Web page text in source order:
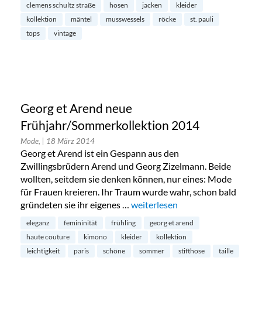
clemens schultz straße hosen jacken
kleider
kollektion
mäntel musswessels röcke
st. pauli
tops
vintage
Georg et Arend neue
Frühjahr/Sommerkollektion 2014
Mode, | 18 März 2014
Georg et Arend ist ein Gespann aus den
Zwillingsbrüdern Arend und Georg Zizelmann. Beide
wollten, seitdem sie denken können, nur eines: Mode
für Frauen kreieren. Ihr Traum wurde wahr, schon bald
gründeten sie ihr eigenes … „Georg et Arend neue
weiterlesen
eleganz femininität frühling
georg et arend
haute couture
kimono kleider
kollektion
leichtigkeit
paris schöne sommer stifthose taille